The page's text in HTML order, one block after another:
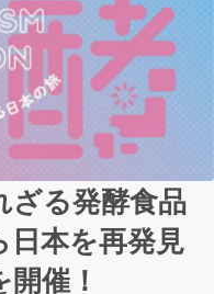
ざる発酵食品
日本を再発見
催！